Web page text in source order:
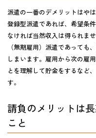
派遣の一番のデメリットはや
登録型派遣であれば、希望条
なければ当然収入は得られま
（無期雇用）派遣であっても
しまいます。 雇用から次の雇
とを理解して貯金をするなど
す。
請負のメリットは
こと